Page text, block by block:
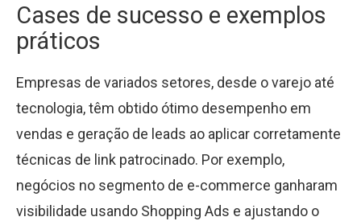
Cases de sucesso e exemplos
práticos
Empresas de variados setores, desde o varejo até
tecnologia, têm obtido ótimo desempenho em
vendas e geração de leads ao aplicar corretamente
técnicas de link patrocinado. Por exemplo,
negócios no segmento de e-commerce ganharam
visibilidade usando Shopping Ads e ajustando o